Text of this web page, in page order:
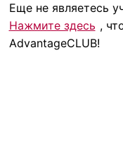
Еще не являетесь
Нажмите здесь ,
AdvantageCLUB!